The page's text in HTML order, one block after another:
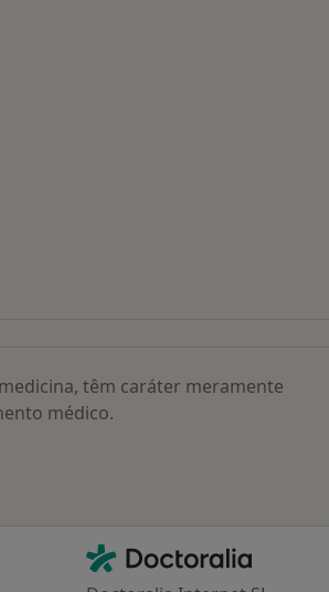
têm caráter meramente
médico.
Contacto
Doctoralia - Homepage